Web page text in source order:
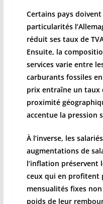
Certains pays
particularités
réduit ses taux de
Ensuite, la
services varie entre
carburants fossiles
prix entraîne un taux
proximité
accentue la pression
À l’inverse, les
augmentations de
l’inflation préservent
ceux qui en profitent
mensualités fixes
poids de leur